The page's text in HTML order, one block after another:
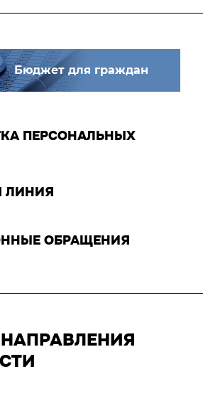
Бюджет для граждан
ПЕРСОНАЛЬНЫХ
ЛИНИЯ
ОБРАЩЕНИЯ